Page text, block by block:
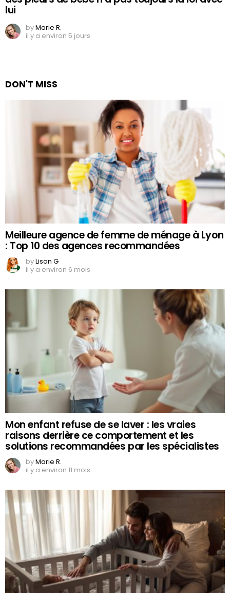
lui
byMarie R.
il y a environ 5 jours
DON'T MISS
Meilleure agence de femme de ménage à Lyon
: Top 10 des agences recommandées
byLison G
il y a environ 6 mois
Mon enfant refuse de se laver : les vraies
raisons derrière ce comportement et les
solutions recommandées par les spécialistes
byMarie R.
il y a environ 11 mois